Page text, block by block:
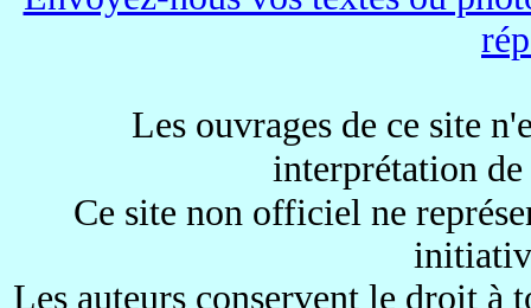
Les ouvrages de ce site
interprétation
Ce site non officiel ne
Les auteurs conservent le droit